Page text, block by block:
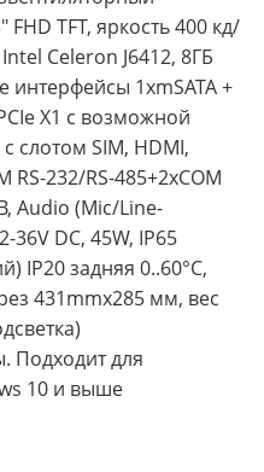
TFT, яркость 400 кд/
Celeron J6412, 8ГБ
интерфейсы 1xmSATA +
X1 с возможной
слотом SIM, HDMI,
RS-232/RS-485+2xCOM
Audio (Mic/Line-
36V DC, 45W, IP65
IP20 задняя 0..60°С,
431mmx285 мм, вес
Подходит для
10 и выше